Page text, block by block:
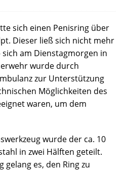
sich einen Penisring über
Dieser ließ sich nicht mehr
am Dienstagmorgen in
wurde durch
zur Unterstützung
Möglichkeiten des
waren, um dem
wurde der ca. 10
in zwei Hälften geteilt.
es, den Ring zu